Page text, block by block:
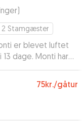
)
2 Stamgæster
er blevet luftet
dage. Monti har
vi har været helt
har en naturlig og
give de varmeste
75kr./gåtur